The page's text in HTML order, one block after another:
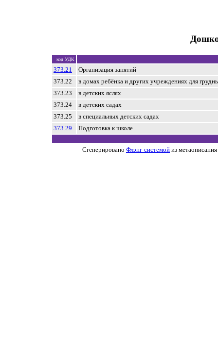
код УДК
373.21
Организация занятий
373.22
в домах ребёнка и других учреждениях для
373.23
в детских яслях
373.24
в детских садах
373.25
в специальных детских садах
373.29
Подготовка к школе
Сгенерировано Флэнг-системой из